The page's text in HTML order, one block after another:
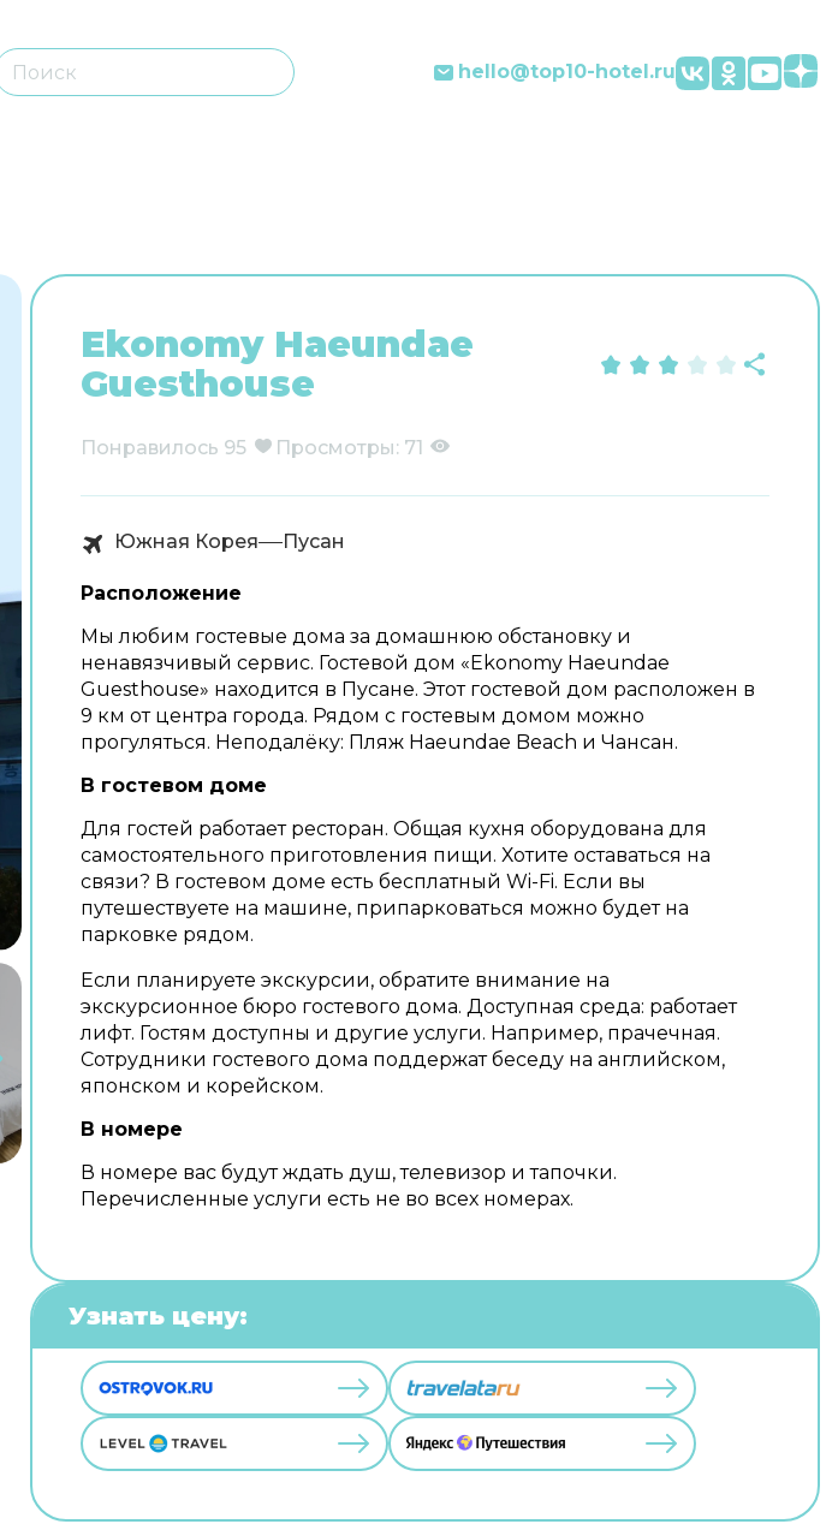
hello@top10-hotel.ru
Ekonomy Haeundae
Guesthouse
Понравилось 95 Просмотры: 71
Южная Корея Пусан
Расположение
Мы любим гостевые дома за домашнюю обстановку и
ненавязчивый сервис. Гостевой дом «Ekonomy Haeundae
Guesthouse» находится в Пусане. Этот гостевой дом расположен в
9 км от центра города. Рядом с гостевым домом можно
прогуляться. Неподалёку: Пляж Haeundae Beach и Чансан.
В гостевом доме
Для гостей работает ресторан. Общая кухня оборудована для
самостоятельного приготовления пищи. Хотите оставаться на
связи? В гостевом доме есть бесплатный Wi-Fi. Если вы
путешествуете на машине, припарковаться можно будет на
парковке рядом.
Если планируете экскурсии, обратите внимание на
экскурсионное бюро гостевого дома. Доступная среда: работает
лифт. Гостям доступны и другие услуги. Например, прачечная.
Сотрудники гостевого дома поддержат беседу на английском,
японском и корейском.
В номере
В номере вас будут ждать душ, телевизор и тапочки.
Перечисленные услуги есть не во всех номерах.
Узнать цену: